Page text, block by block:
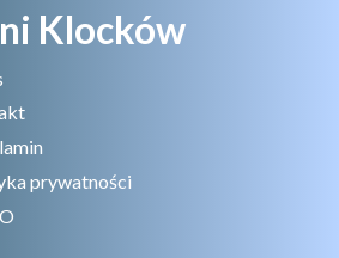
Klocków
prywatności